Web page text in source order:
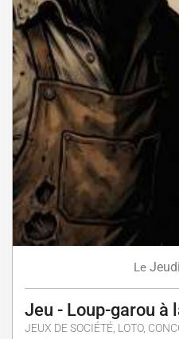
Le Jeudi
Jeu - Loup-garou à
JEUX DE SOCIÉTÉ, LOTO,